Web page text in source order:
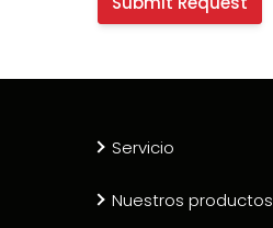
Servicio
Nuestros productos